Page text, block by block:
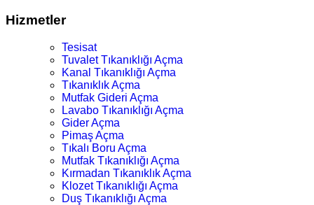
Hizmetler
Tesisat
Tuvalet Tıkanıklığı Açma
Kanal Tıkanıklığı Açma
Tıkanıklık Açma
Mutfak Gideri Açma
Lavabo Tıkanıklığı Açma
Gider Açma
Pimaş Açma
Tıkalı Boru Açma
Mutfak Tıkanıklığı Açma
Kırmadan Tıkanıklık Açma
Klozet Tıkanıklığı Açma
Duş Tıkanıklığı Açma